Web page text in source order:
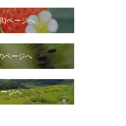
)ページへ
ページへ
ジへ